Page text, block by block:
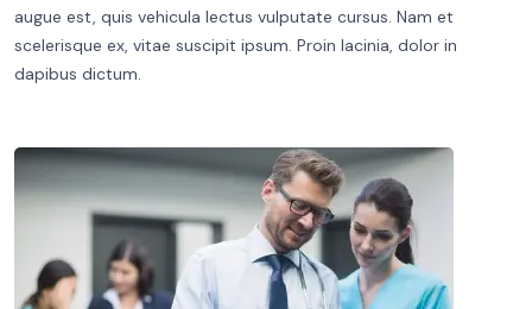
augue est, quis vehicula lectus vulputate cursus. Nam et
scelerisque ex, vitae suscipit ipsum. Proin lacinia, dolor in
dapibus dictum.